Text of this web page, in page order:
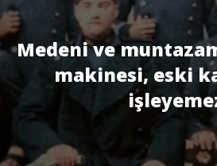
Medeni ve
makinesi, eski